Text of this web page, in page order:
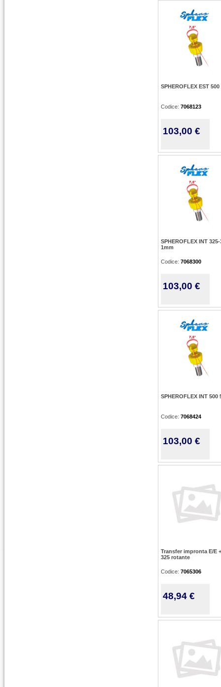
SPHEROFLEX EST
Codice: 7068123
103,00 €
SPHEROFLEX INT 325-
1mm
Codice: 7068300
103,00 €
SPHEROFLEX INT 500
Codice: 7068424
103,00 €
Transfer impronta E/E
325 rotante
Codice: 7065306
48,94 €